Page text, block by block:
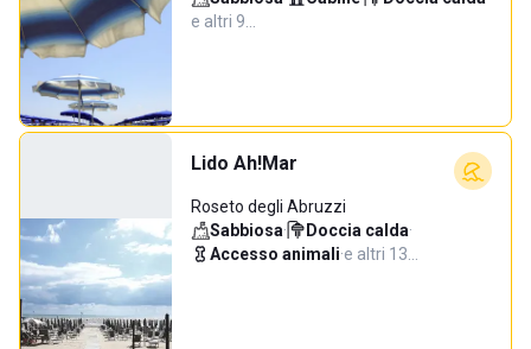
e altri 9…
Lido Ah!Mar
Roseto degli Abruzzi
Sabbiosa· Doccia calda·
Accesso animali·e altri 13…